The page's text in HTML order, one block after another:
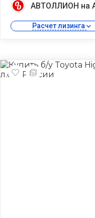
АВТОЛЛИОН на
Расчет лизинга